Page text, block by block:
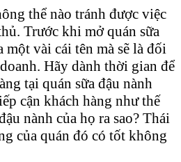
thể nào tránh được việc
Trước khi mở quán sữa
một vài cái tên mà sẽ là đối
Hãy dành thời gian để
tại quán sữa đậu nành
cận khách hàng như thế
nành của họ ra sao? Thái
của quán đó có tốt không